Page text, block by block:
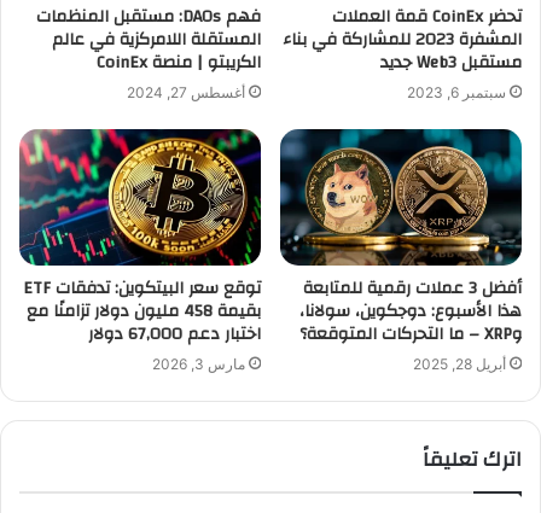
تحضر CoinEx قمة العملات
المشفرة 2023 للمشاركة في بناء
مستقبل Web3 جديد
سبتمبر 6, 2023
فهم DAOs: مستقبل المنظمات
المستقلة اللامركزية في عالم
الكريبتو | منصة CoinEx
أغسطس 27, 2024
أفضل 3 عملات رقمية للمتابعة
هذا الأسبوع: دوجكوين، سولانا،
وXRP – ما التحركات المتوقعة؟
أبريل 28, 2025
توقع سعر البيتكوين: تدفقات ETF
بقيمة 458 مليون دولار تزامنًا مع
اختبار دعم 67,000 دولار
مارس 3, 2026
اترك تعليقاً